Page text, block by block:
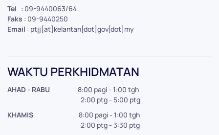
Tel : 09-9440063/64
Faks : 09-9440250
Email : ptjj[at]kelantan[dot]gov[dot]my
WAKTU PERKHIDMATAN
AHAD - RABU 8:00 pagi - 1:00 tgh
2:00 ptg - 5:00 ptg
KHAMIS 8:00 pagi - 1:00 tgh
2:00 ptg - 3:30 ptg